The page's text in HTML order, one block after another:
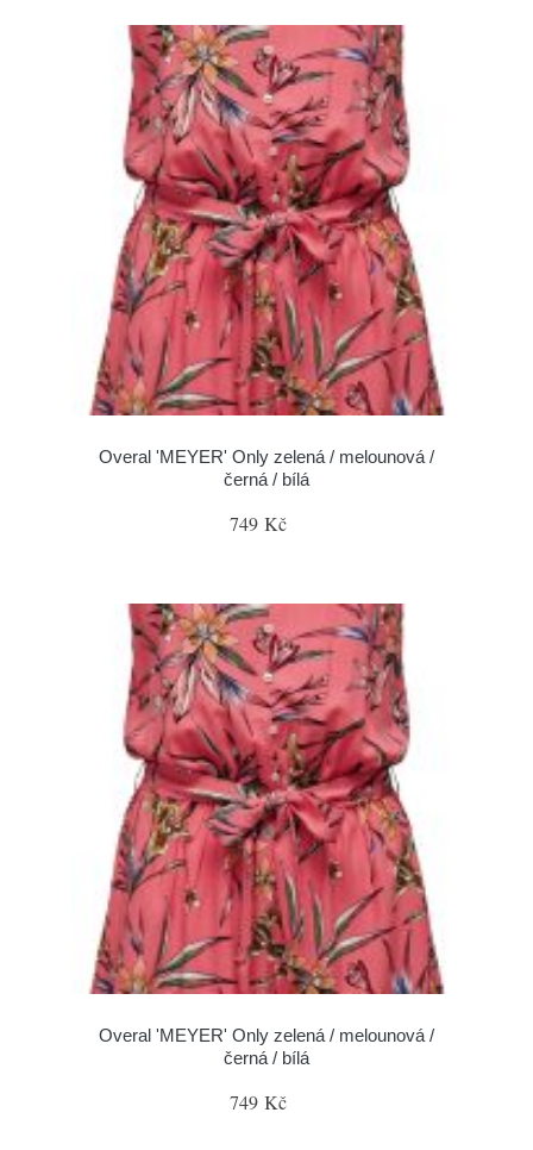
Overal 'MEYER' Only zelená / melounová /
černá / bílá
749 Kč
Overal 'MEYER' Only zelená / melounová /
černá / bílá
749 Kč